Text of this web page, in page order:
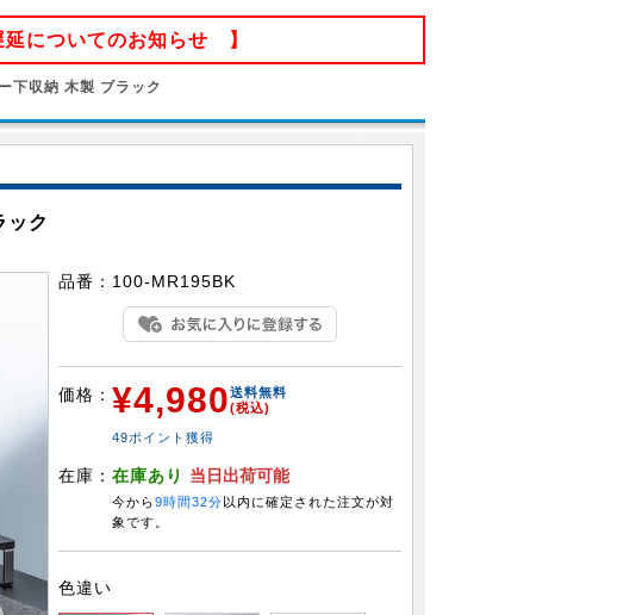
についてのお知らせ 】
下収納 木製 ブラック
ック
品番： 100-MR195BK
価格： ¥4,980送料無料
(税込)
49ポイント獲得
在庫： 在庫あり 当日出荷可能
今から9時間32分以内に確定された注文が対
象です。
色違い